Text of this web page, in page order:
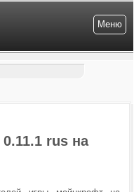
Меню
rus на